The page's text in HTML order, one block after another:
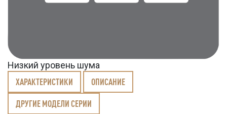
Низкий уровень шума
ХАРАКТЕРИСТИКИ ОПИСАНИЕ
ДРУГИЕ МОДЕЛИ СЕРИИ